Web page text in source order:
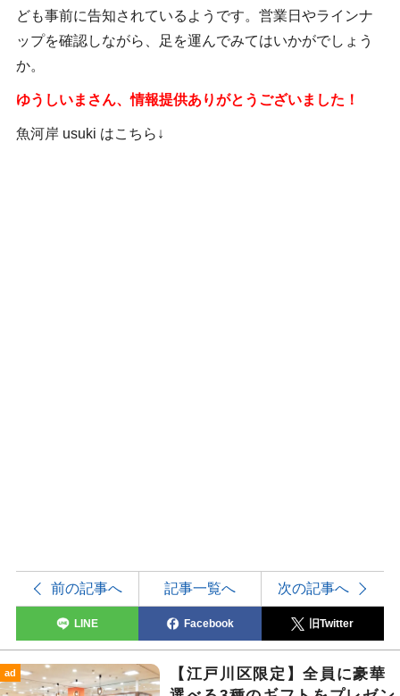
ども事前に告知されているようです。営業日やラインナ
ップを確認しながら、足を運んでみてはいかがでしょう
か。
ゆうしいまさん、情報提供ありがとうございました！
魚河岸 usuki はこちら↓
前の記事へ 記事一覧へ 次の記事へ
LINE Facebook 旧Twitter
ad
【江戸川区限定】全員に豪華